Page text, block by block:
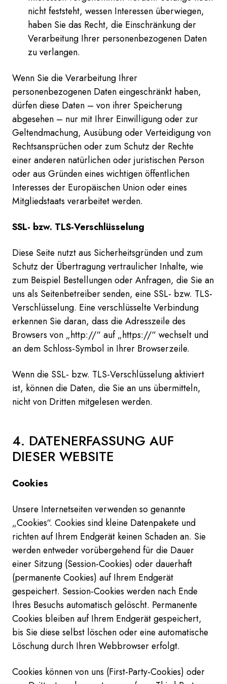
nicht feststeht, wessen Interessen überwiegen,
haben Sie das Recht, die Einschränkung der
Verarbeitung Ihrer personenbezogenen Daten
zu verlangen.
Wenn Sie die Verarbeitung Ihrer
personenbezogenen Daten eingeschränkt haben,
dürfen diese Daten – von ihrer Speicherung
abgesehen – nur mit Ihrer Einwilligung oder zur
Geltendmachung, Ausübung oder Verteidigung von
Rechtsansprüchen oder zum Schutz der Rechte
einer anderen natürlichen oder juristischen Person
oder aus Gründen eines wichtigen öffentlichen
Interesses der Europäischen Union oder eines
Mitgliedstaats verarbeitet werden.
SSL- bzw. TLS-Verschlüsselung
Diese Seite nutzt aus Sicherheitsgründen und zum
Schutz der Übertragung vertraulicher Inhalte, wie
zum Beispiel Bestellungen oder Anfragen, die Sie an
uns als Seitenbetreiber senden, eine SSL- bzw. TLS-
Verschlüsselung. Eine verschlüsselte Verbindung
erkennen Sie daran, dass die Adresszeile des
Browsers von „http://“ auf „https://“ wechselt und
an dem Schloss-Symbol in Ihrer Browserzeile.
Wenn die SSL- bzw. TLS-Verschlüsselung aktiviert
ist, können die Daten, die Sie an uns übermitteln,
nicht von Dritten mitgelesen werden.
4. DATENERFASSUNG AUF
DIESER WEBSITE
Cookies
Unsere Internetseiten verwenden so genannte
„Cookies“. Cookies sind kleine Datenpakete und
richten auf Ihrem Endgerät keinen Schaden an. Sie
werden entweder vorübergehend für die Dauer
einer Sitzung (Session-Cookies) oder dauerhaft
(permanente Cookies) auf Ihrem Endgerät
gespeichert. Session-Cookies werden nach Ende
Ihres Besuchs automatisch gelöscht. Permanente
Cookies bleiben auf Ihrem Endgerät gespeichert,
bis Sie diese selbst löschen oder eine automatische
Löschung durch Ihren Webbrowser erfolgt.
Cookies können von uns (First-Party-Cookies) oder